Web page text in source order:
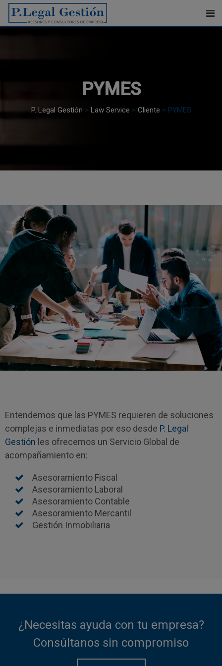
Skip
content
PYMES
P. Legal Gestión > Law Service > Cliente > PYMES
Entendemos que las PYMES requieren de soluciones
complejas e inmediatas por eso desde P. Legal
Gestión les ofrecemos un Servicio Global de
acompañamiento en:
Asesoramiento Fiscal
Asesoramiento Laboral
Asesoramiento Contable
Asesoramiento Mercantil
Gestión Inmobiliaria
¿Necesitas ayuda con tu empresa?
Consúltanos sin compromiso